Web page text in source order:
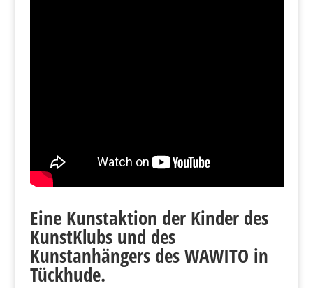
Eine Kunstaktion der Kinder des
KunstKlubs und des
Kunstanhängers des WAWITO in
Tückhude.